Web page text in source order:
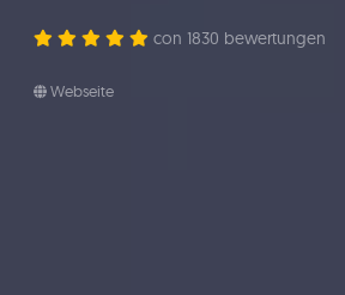
con 1830 bewertungen
Webseite